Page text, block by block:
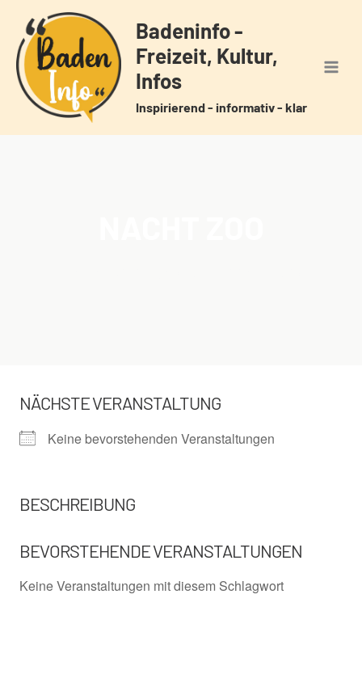
Inhalt
springen
Badeninfo -
Freizeit, Kultur,
Infos
Inspirierend - informativ - klar
NÄCHSTE VERANSTALTUNG
Keine bevorstehenden Veranstaltungen
BESCHREIBUNG
BEVORSTEHENDE VERANSTALTUNGEN
Keine Veranstaltungen mit diesem Schlagwort